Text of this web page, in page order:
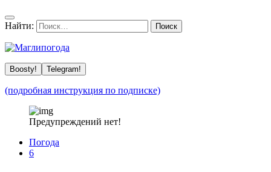
Найти:
Boosty! Telegram!
(подробная инструкция по подписке)
Предупреждений нет!
Погода
6